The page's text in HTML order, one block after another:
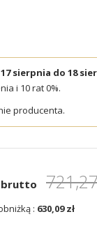
sierpnia do 18
i 10 rat 0%.
producenta.
brutto
: 630,09 zł